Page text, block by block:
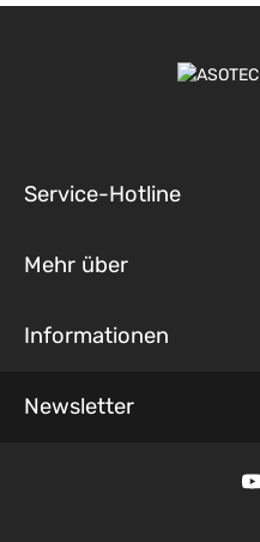
Service-Hotline
Mehr über
Informationen
Newsletter